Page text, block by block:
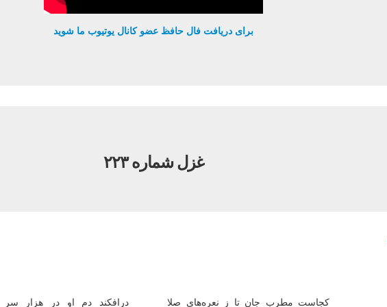
برای دریافت فال حافظ عضو کانال یوتیوب ما شوید
غزل شماره ۲۲۳
كجاست مطرب جان تا ز نعره‌های صلا درافكند دم او در هزار سر